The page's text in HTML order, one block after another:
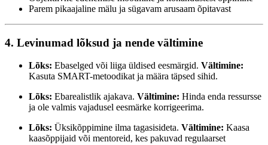
Parem pikaajaline mälu ja sügavam arusaam õpitavast
4. Levinumad lõksud ja nende vältimine
Lõks: Ebaselged või liiga üldised eesmärgid. Vältimine:
Kasuta SMART-metoodikat ja määra täpsed sihid.
Lõks: Ebarealistlik ajakava. Vältimine: Hinda enda ressursse
ja ole valmis vajadusel eesmärke korrigeerima.
Lõks: Üksikõppimine ilma tagasisideta. Vältimine: Kaasa
kaasõppijaid või mentoreid, kes pakuvad regulaarset